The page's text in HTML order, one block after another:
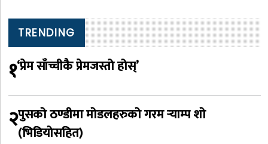
TRENDING
१‘प्रेम साँच्चीकै प्रेमजस्तो होस्’
२पुसको ठण्डीमा मोडलहरुको गरम र्‍याम्प शो
(भिडियोसहित)